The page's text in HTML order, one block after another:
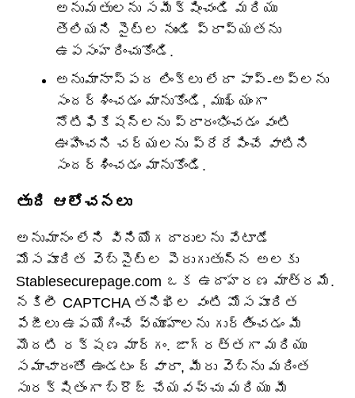
అనుమతులను సమీక్షించండి మరియు
తెలియని సైట్‌ల నుండి ప్రాప్యతను
ఉపసంహరించుకోండి.
అనుమానాస్పద లింక్‌లు లేదా పాప్-అప్‌లను
సందర్శించడం మానుకోండి, ముఖ్యంగా
నోటిఫికేషన్‌లను ప్రారంభించడం వంటి
ఊహించని చర్యలను ప్రేరేపించే వాటిని
సందర్శించడం మానుకోండి.
తుది ఆలోచనలు
అనుమానం లేని వినియోగదారులను వేటాడే
మోసపూరిత వెబ్‌సైట్‌ల పెరుగుతున్న అలకు
Stablesecurepage.com ఒక ఉదాహరణ మాత్రమే.
నకిలీ CAPTCHA తనిఖీల వంటి మోసపూరిత
పేజీలు ఉపయోగించే వ్యూహాలను గుర్తించడం మీ
మొదటి రక్షణ మార్గం. జాగ్రత్తగా మరియు
సమాచారంతో ఉండటం ద్వారా, మీరు వెబ్‌ను మరింత
సురక్షితంగా బ్రౌజ్ చేయవచ్చు మరియు మీ